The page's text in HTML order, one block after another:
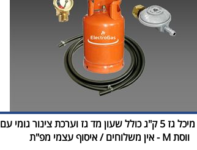
בלון / מיכל גז 5 ק"ג כולל שעון מד גז וערכת צינור גומי עם
ווסת M - אין משלוחים / איסוף עצמי מפ"ת